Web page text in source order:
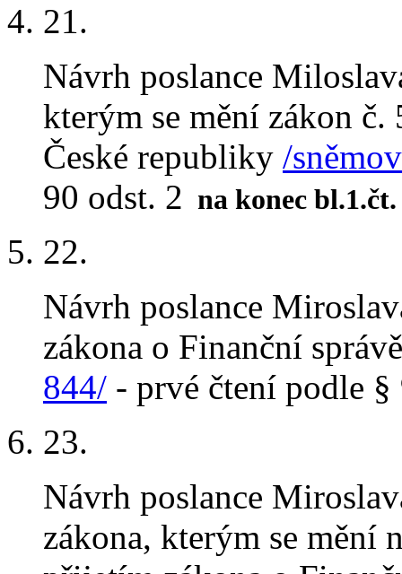
21.
Návrh poslance
kterým se mění zákon č.
České republiky /
90 odst. 2 na konec bl.1.čt.
22.
Návrh poslance
zákona o Finanční
844/ - prvé čtení podle §
23.
Návrh poslance
zákona, kterým se mění